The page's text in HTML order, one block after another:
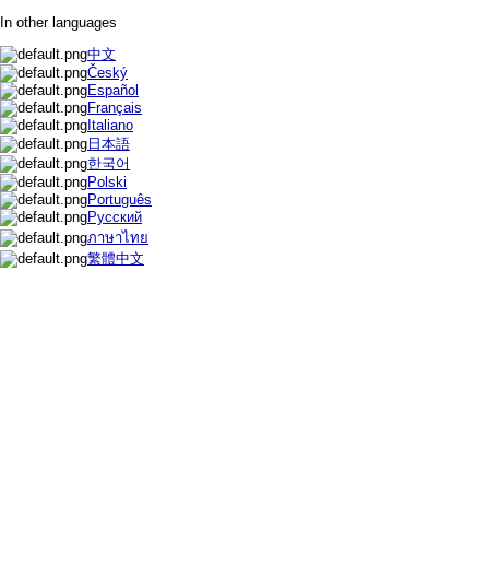
In other languages
中文
Český
Español
Français
Italiano
日本語
한국어
Polski
Português
Русский
ภาษาไทย
繁體中文